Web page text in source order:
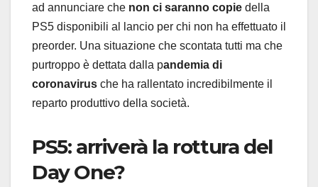
ad annunciare che non ci saranno copie della
PS5 disponibili al lancio per chi non ha effettuato il
preorder. Una situazione che scontata tutti ma che
purtroppo è dettata dalla pandemia di
coronavirus che ha rallentato incredibilmente il
reparto produttivo della società.
PS5: arriverà la rottura del
Day One?